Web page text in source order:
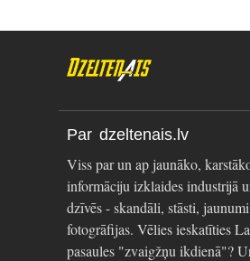
Par dzeltenais.lv
Viss par un ap jaunāko,
informāciju izklaides industrijā
dzīvēs - skandāli, stāsti,
fotogrāfijas. Vēlies ieskatīties
pasaules "zvaigžņu ikdienā"?